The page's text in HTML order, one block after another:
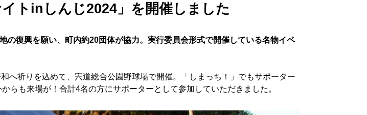
トinしんじ2024」を開催しました
の復興を願い、町内約20団体が協力。実行委員会形式で開催している名物イベ
へ祈りを込めて、宍道総合公園野球場で開催。「しまっち！」でもサポーター
らも来場が！合計4名の方にサポーターとして参加していただきました。